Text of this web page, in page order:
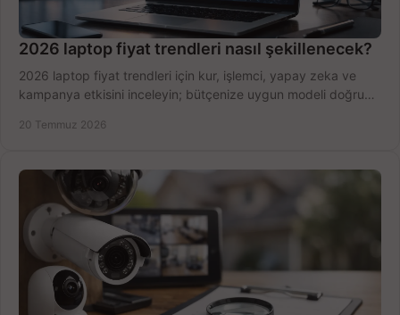
2026 laptop fiyat trendleri nasıl şekillenecek?
2026 laptop fiyat trendleri için kur, işlemci, yapay zeka ve
kampanya etkisini inceleyin; bütçenize uygun modeli doğru
20 Temmuz 2026